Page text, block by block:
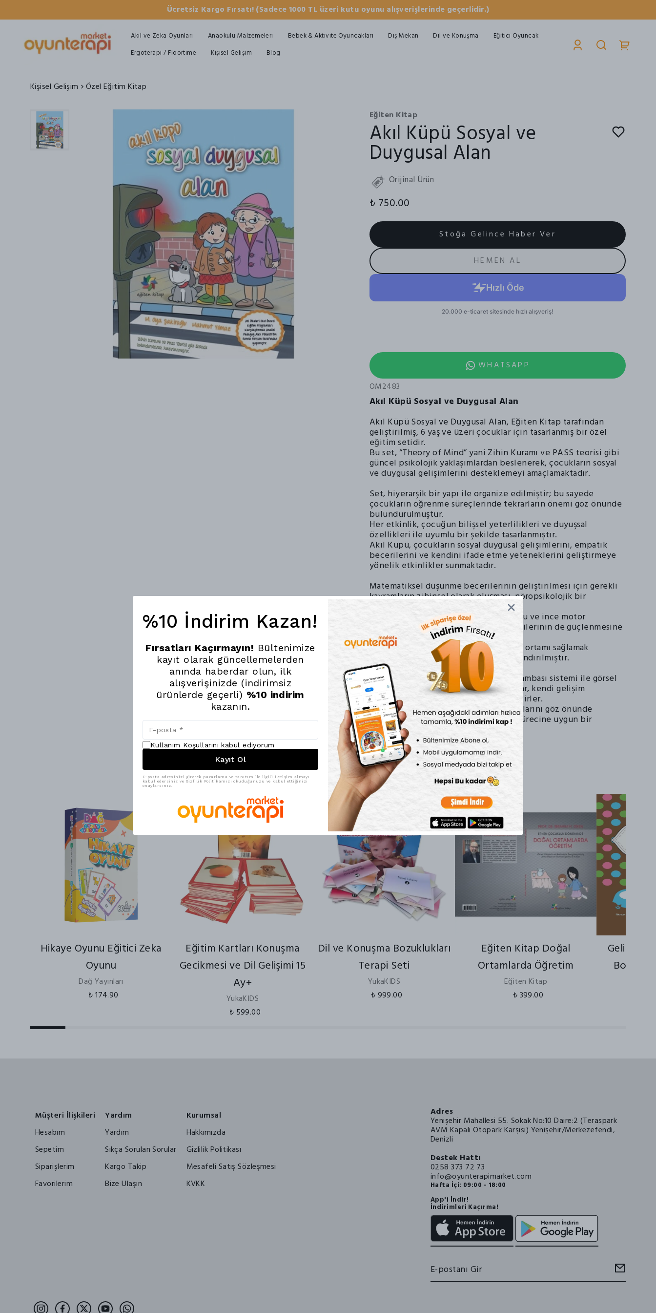
Ücretsiz Kargo Fırsatı! (Sadece 1000 TL üzeri kutu oyunu alışverişlerinde geçerlidir.)
Akıl ve Zeka Oyunları Anaokulu Malzemeleri Bebek & Aktivite Oyuncakları Dış Mekan Dil ve Konuşma
Eğitici Oyuncak
Ergoterapi / Floortime
Kişisel Gelişim Blog
Kişisel Gelişim Özel Eğitim Kitap
Eğiten Kitap
Akıl Küpü Sosyal ve
Duygusal Alan
Orijinal Ürün
₺ 750.00
Stoğa Gelince Haber Ver
HEMEN AL
WHATSAPP
OM2483
Akıl Küpü Sosyal ve Duygusal Alan
Akıl Küpü Sosyal ve Duygusal Alan, Eğiten Kitap tarafından
geliştirilmiş, 6 yaş ve üzeri çocuklar için tasarlanmış bir özel
eğitim setidir.
Bu set, “Theory of Mind” yani Zihin Kuramı ve PASS teorisi gibi
güncel psikolojik yaklaşımlardan beslenerek, çocukların sosyal
ve duygusal gelişimlerini desteklemeyi amaçlamaktadır.
Set, hiyerarşik bir yapı ile organize edilmiştir; bu sayede
çocukların öğrenme süreçlerinde tekrarların önemi göz önünde
bulundurulmuştur.
Her etkinlik, çocuğun bilişsel yeterlilikleri ve duyuşsal
özellikleri ile uyumlu bir şekilde tasarlanmıştır.
Akıl Küpü, çocukların sosyal duygusal gelişimlerini, empatik
becerilerini ve kendini ifade etme yeteneklerini geliştirmeye
yönelik etkinlikler sunmaktadır.
Matematiksel düşünme becerilerinin geliştirilmesi için gerekli
kavramların zihinsel olarak oluşması, nöropsikolojik bir
Set, çocukların el-göz koordinasyonunu ve ince motor
becerilerini destekleyerek, sosyal ilişkilerinin de güçlenmesine
katkıda bulunmaktadır.
Eğlenceli ve motive edici bir öğrenme ortamı sağlamak
amacıyla, uygulamalar dikkatlice yapılandırılmıştır.
Her etkinliğin zorluk derecesi, trafik lambası sistemi ile görsel
olarak belirtilmiştir; bu sayede çocuklar, kendi gelişim
seviyelerine uygun etkinlikleri seçebilirler.
Akıl Küpü, çocukların bireysel farklılıklarını göz önünde
bulundurarak, her çocuğun öğrenme sürecine uygun bir
yaklaşım sunmaktadır.
Hikaye Oyunu Eğitici Zeka
Oyunu
Dağ Yayınları
₺ 174.90
Eğitim Kartları Konuşma
Gecikmesi ve Dil Gelişimi 15
Ay+
YukaKIDS
₺ 599.00
Dil ve Konuşma Bozuklukları
Terapi Seti
YukaKIDS
₺ 999.00
Eğiten Kitap Doğal
Ortamlarda Öğretim
Eğiten Kitap
₺ 399.00
Müşteri İlişkileri
Hesabım
Sepetim
Siparişlerim
Favorilerim
Yardım
Yardım
Sıkça Sorulan Sorular
Kargo Takip
Bize Ulaşın
Kurumsal
Hakkımızda
Gizlilik Politikası
Mesafeli Satış Sözleşmesi
KVKK
Adres
Yenişehir Mahallesi 55. Sokak No:10 Daire:2 (Teraspark
AVM Kapalı Otopark Karşısı) Yenişehir/Merkezefendi,
Denizli
Destek Hattı
0258 373 72 73
info@oyunterapimarket.com
Hafta İçi: 09:00 - 18:00
App'i İndir!
İndirimleri Kaçırma!
%10 İndirim Kazan!
Fırsatları Kaçırmayın! Bültenimize
kayıt olarak güncellemelerden
anında haberdar olun, ilk
alışverişinizde (indirimsiz
ürünlerde geçerli) %10 indirim
kazanın.
Kullanım Koşullarını kabul ediyorum
Kayıt Ol
E-posta adresinizi girerek pazarlama ve tanıtım ile ilgili iletişim almayı
kabul edersiniz ve Gizlilik Politikamızı okuduğunuzu ve kabul ettiğinizi
onaylarsınız.